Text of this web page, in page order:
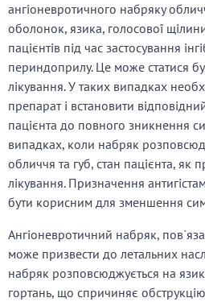
ангіоневротичного набряку
оболонок, язика, голосової
пацієнтів під час застосування
периндоприлу. Це може статися
лікування. У таких випадках
препарат і встановити
пацієнта до повного зникнення
випадках, коли набряк
обличчя та губ, стан пацієнта, як
лікування. Призначення
бути корисним для зменшення
Ангіоневротичний набряк,
може призвести до летальних
набряк розповсюджується на
гортань, що спричиняє